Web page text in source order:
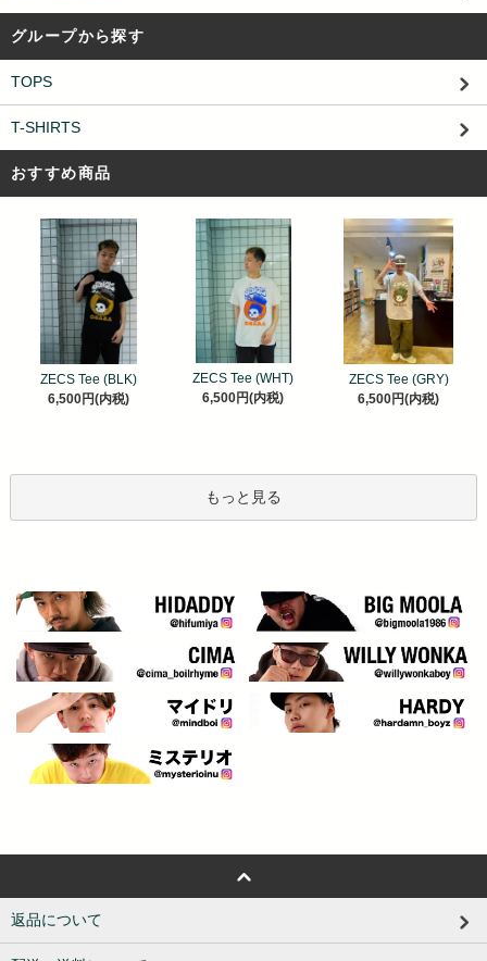
グループから探す
TOPS
T-SHIRTS
おすすめ商品
ZECS Tee (BLK)
6,500円(内税)
ZECS Tee (WHT)
6,500円(内税)
ZECS Tee (GRY)
6,500円(内税)
もっと見る
返品について